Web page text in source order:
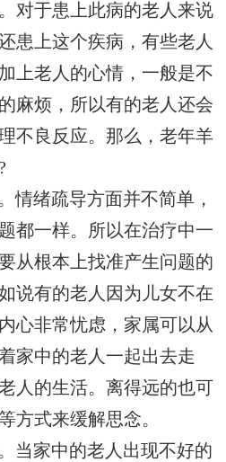
对于患上此病的老人来说
患上这个疾病，有些老人
上老人的心情，一般是不
麻烦，所以有的老人还会
不良反应。那么，老年羊
情绪疏导方面并不简单，
都一样。所以在治疗中一
从根本上找准产生问题的
说有的老人因为儿女不在
心非常忧虑，家属可以从
家中的老人一起出去走
人的生活。离得远的也可
方式来缓解思念。
当家中的老人出现不好的